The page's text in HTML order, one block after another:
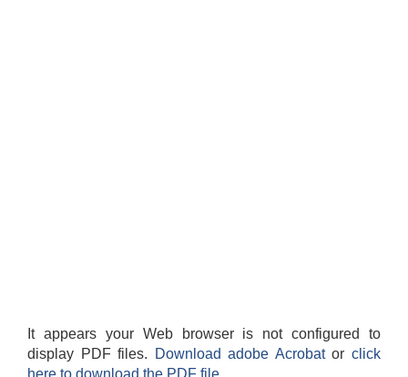
It appears your Web browser is not configured to
display PDF files.
Download adobe Acrobatorclick